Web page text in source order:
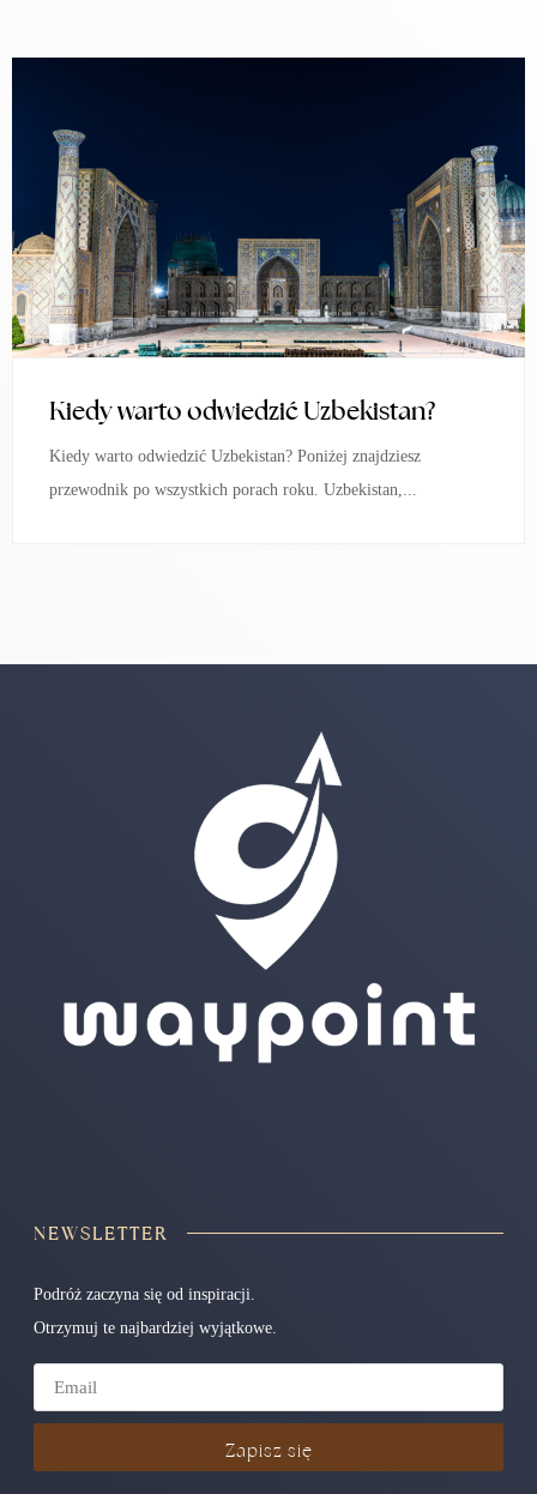
Kiedy warto odwiedzić Uzbekistan?
Kiedy warto odwiedzić Uzbekistan? Poniżej znajdziesz
przewodnik po wszystkich porach roku. Uzbekistan,...
NEWSLETTER
Podróż zaczyna się od inspiracji.
Otrzymuj te najbardziej wyjątkowe.
Zapisz się